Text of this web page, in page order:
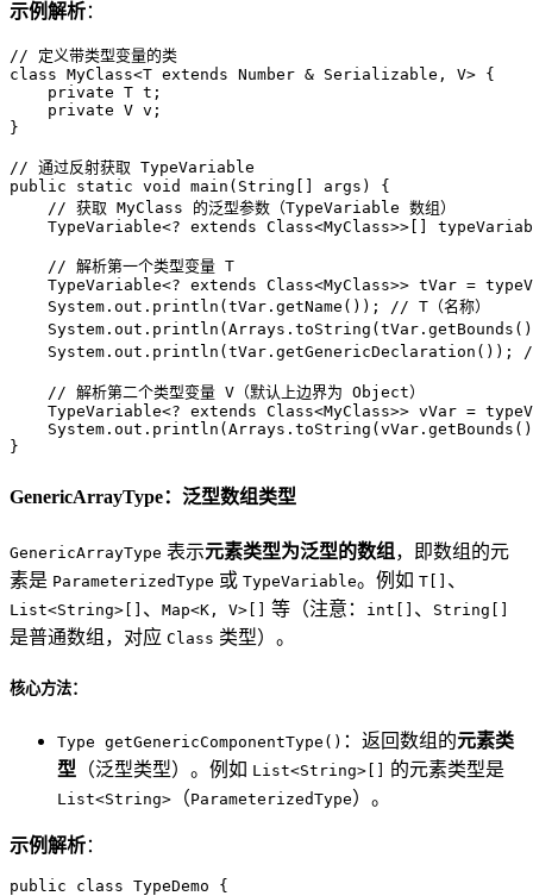
示例解析：
// 定义带类型变量的类
class MyClass<T extends Number & Serializable, V> {
private T t;
private V v;
}
// 通过反射获取 TypeVariable
public
static void main (String[] args)
{
// 获取 MyClass 的泛型参数（TypeVariable 数组）
    TypeVariable<?
extends Class<MyClass>>[]
// 解析第一个类型变量 T
    TypeVariable<?
extends Class<MyClass>> tVar =
    System.out.println(tVar.getName());
// T（名称）
    System.out.println(tVar.getGenericDeclaration());
// 解析第二个类型变量 V（默认上边界为 Object）
    TypeVariable<?
extends Class<MyClass>> vVar =
}
GenericArrayType：泛型数组类型
GenericArrayType 表示元素类型为泛型的数组 ，即数组的元
素是 ParameterizedType 或 TypeVariable。例如 T[] 、
List<String>[] 、 Map<K, V>[] 等（注意： int[] 、 String[]
是普通数组，对应 Class 类型）。
核心方法：
Type getGenericComponentType() ：返回数组的元素类
型 （泛型类型）。例如 List<String>[] 的元素类型是
List<String> （ParameterizedType）。
示例解析：
public class TypeDemo {